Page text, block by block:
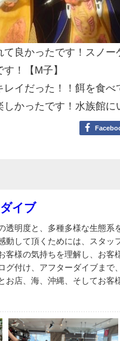
良かったです！スノ
！【M子】
イだった！！餌を食べ
かったです！水族館に
イブ
透明度と、多種多様な生態系
動して頂くためには、スタッ
客様の気持ちを理解し、お客
グ付け、アフターダイブまで
お店、海、沖縄、そしてお客